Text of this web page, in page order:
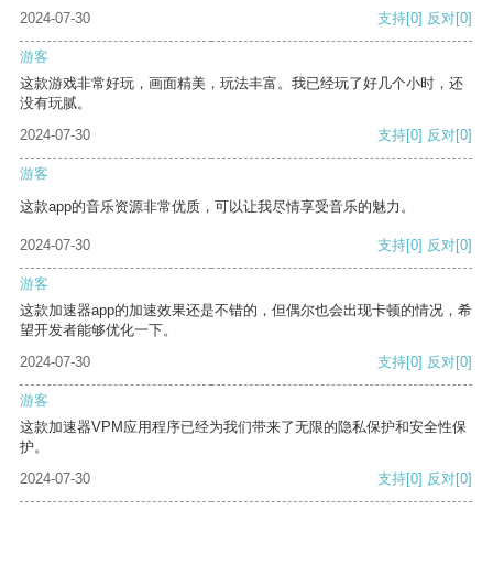
2024-07-30 支持[0] 反对[0]
游客
这款游戏非常好玩，画面精美，玩法丰富。我已经玩了好几个小时，还
没有玩腻。
2024-07-30
支持[0] 反对[0]
游客
这款app的音乐资源非常优质，可以让我尽情享受音乐的魅力。
2024-07-30 支持[0] 反对[0]
游客
这款加速器app的加速效果还是不错的，但偶尔也会出现卡顿的情况，希
望开发者能够优化一下。
2024-07-30
支持[0] 反对[0]
游客
这款加速器VPM应用程序已经为我们带来了无限的隐私保护和安全性保
护。
2024-07-30
支持[0] 反对[0]